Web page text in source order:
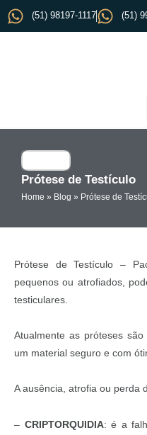
(51) 98197-1117 (51)
Prótese de Testículo
Home » Blog » Prótese de
Prótese de Testículo –
pequenos ou atrofiados,
testiculares.
Atualmente as próteses
um material seguro e com
A ausência, atrofia ou perda
– CRIPTORQUIDIA: é a